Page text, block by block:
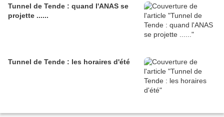
Tunnel de Tende : quand l'ANAS se
projette ......
Tunnel de Tende : les horaires d'été